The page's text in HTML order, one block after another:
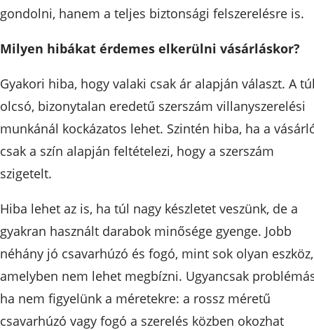
gondolni, hanem a teljes biztonsági felszerelésre is.
Milyen hibákat érdemes elkerülni vásárláskor?
Gyakori hiba, hogy valaki csak ár alapján választ. A
olcsó, bizonytalan eredetű szerszám villanyszerelési
munkánál kockázatos lehet. Szintén hiba, ha a
csak a szín alapján feltételezi, hogy a szerszám
szigetelt.
Hiba lehet az is, ha túl nagy készletet veszünk, de a
gyakran használt darabok minősége gyenge. Jobb
néhány jó csavarhúzó és fogó, mint sok olyan eszköz,
amelyben nem lehet megbízni. Ugyancsak
ha nem figyelünk a méretekre: a rossz méretű
csavarhúzó vagy fogó a szerelés közben okozhat